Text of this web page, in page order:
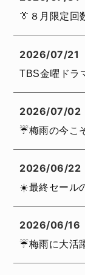
👔８月限定回
2026/07/21
TBS金曜ドラ
2026/07/02
☔️梅雨の今こ
2026/06/22
☀️最終セール
2026/06/16
☔️梅雨に大活